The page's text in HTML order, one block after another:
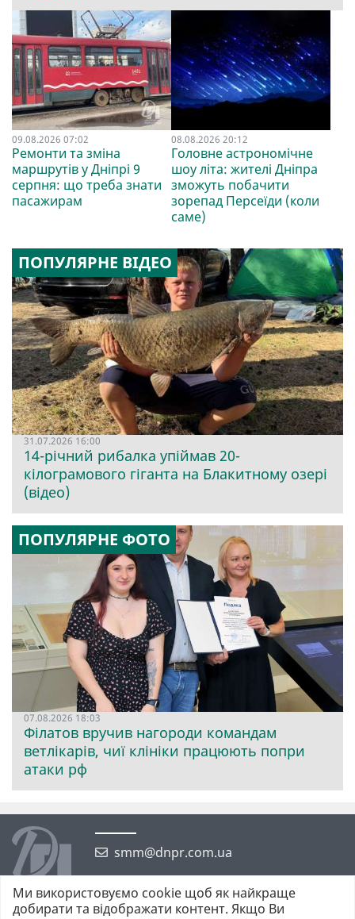
09.08.2026 07:02
Ремонти та зміна
маршрутів у Дніпрі 9
серпня: що треба знати
пасажирам
08.08.2026 20:12
Головне астрономічне
шоу літа: жителі Дніпра
зможуть побачити
зорепад Персеїди (коли
саме)
ПОПУЛЯРНЕ ВІДЕО
31.07.2026 16:00
14-річний рибалка упіймав 20-
кілограмового гіганта на Блакитному озері
(відео)
ПОПУЛЯРНЕ ФОТО
07.08.2026 18:03
Філатов вручив нагороди командам
ветлікарів, чиї клініки працюють попри
атаки рф
smm@dnpr.com.ua
Ми використовуємо cookie щоб як найкраще
добирати та відображати контент. Якщо Ви